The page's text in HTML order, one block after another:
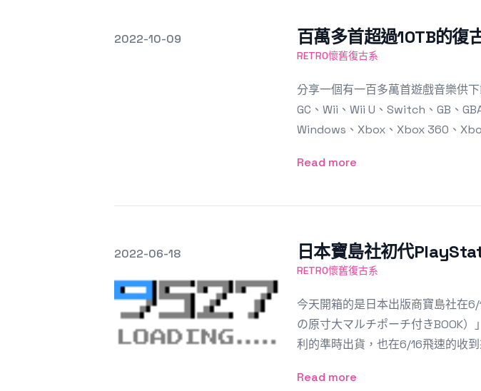
發文於
2022-10-09
百萬多首超過10TB的復
RETRO懷舊復古系
分享一個有一百多萬首遊戲音樂供
GC、Wii、Wii U、Switch、GB、
Windows、Xbox、Xbox 360、
Read more
發文於
2022-06-18
日本寶島社初代
RETRO懷舊復古系
今天開箱的是日本出版商寶島社在
の原寸大マルチポーチ付きBOOK
利的準時出貨，也在6/16飛速的收
Read more